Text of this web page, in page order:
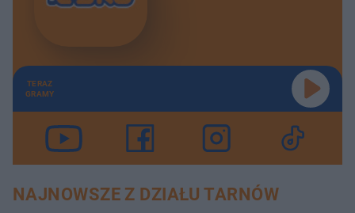
TERAZ
GRAMY
NAJNOWSZE Z DZIAŁU TARNÓW